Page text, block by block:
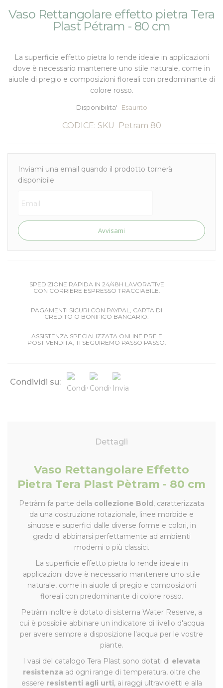
alla
immagini
all'inizio
immagini
Vaso Rettangolare effetto pietra Tera
Plast Pétram - 80 cm
La superficie effetto pietra lo rende ideale in applicazioni
dove è necessario mantenere uno stile naturale, come in
aiuole di pregio e composizioni floreali con predominante di
colore rosso.
Disponibilita' Esaurito
CODICE: SKU Petram 80
Inviami una email quando il prodotto tornerà
disponibile
Avvisami
SPEDIZIONE RAPIDA IN 24/48H LAVORATIVE
CON CORRIERE ESPRESSO TRACCIABILE.
PAGAMENTI SICURI CON PAYPAL, CARTA DI
CREDITO O BONIFICO BANCARIO.
ASSISTENZA SPECIALIZZATA ONLINE PRE E
POST VENDITA, TI SEGUIREMO PASSO PASSO.
Condividi su:
Dettagli
Vaso Rettangolare Effetto
Pietra Tera Plast Pètram - 80 cm
Petràm fa parte della collezione Bold, caratterizzata
da una costruzione rotazionale, linee morbide e
sinuose e superfici dalle diverse forme e colori, in
grado di abbinarsi perfettamente ad ambienti
moderni o più classici.
La superficie effetto pietra lo rende ideale in
applicazioni dove è necessario mantenere uno stile
naturale, come in aiuole di pregio e composizioni
floreali con predominante di colore rosso.
Petràm inoltre è dotato di sistema Water Reserve, a
cui è possibile abbinare un indicatore di livello d'acqua
per avere sempre a disposizione l'acqua per le vostre
piante.
I vasi del catalogo Tera Plast sono dotati di elevata
resistenza ad ogni range di temperatura, oltre che
essere resistenti agli urti, ai raggi ultravioletti e alla